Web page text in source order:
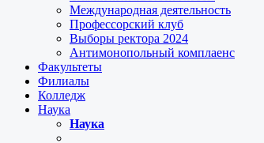
Международная деятельность
Профессорский клуб
Выборы ректора 2024
Антимонопольный комплаенс
Факультеты
Филиалы
Колледж
Наука
Наука